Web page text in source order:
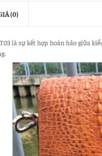
(0)
là sự kết hợp hoàn hảo giữa